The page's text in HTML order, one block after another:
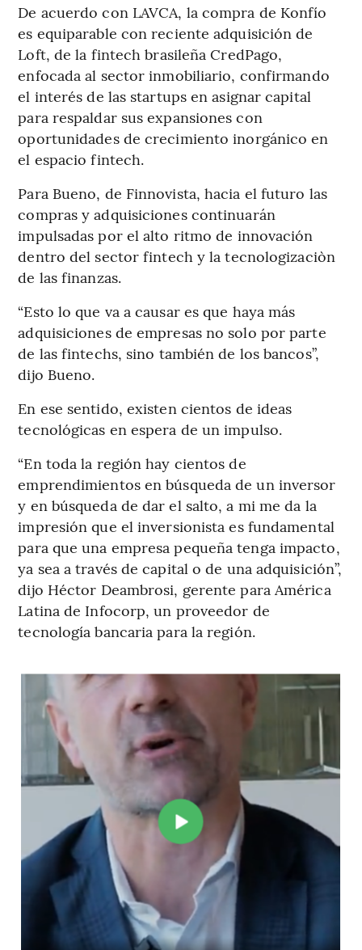
De acuerdo con LAVCA, la compra de Konfío
es equiparable con reciente adquisición de
Loft, de la fintech brasileña CredPago,
enfocada al sector inmobiliario, confirmando
el interés de las startups en asignar capital
para respaldar sus expansiones con
oportunidades de crecimiento inorgánico en
el espacio fintech.
Para Bueno, de Finnovista, hacia el futuro las
compras y adquisiciones continuarán
impulsadas por el alto ritmo de innovación
dentro del sector fintech y la tecnologizaciòn
de las finanzas.
“Esto lo que va a causar es que haya más
adquisiciones de empresas no solo por parte
de las fintechs, sino también de los bancos”,
dijo Bueno.
En ese sentido, existen cientos de ideas
tecnológicas en espera de un impulso.
“En toda la región hay cientos de
emprendimientos en búsqueda de un inversor
y en búsqueda de dar el salto, a mi me da la
impresión que el inversionista es fundamental
para que una empresa pequeña tenga impacto,
ya sea a través de capital o de una adquisición”,
dijo Héctor Deambrosi, gerente para América
Latina de Infocorp, un proveedor de
tecnología bancaria para la región.